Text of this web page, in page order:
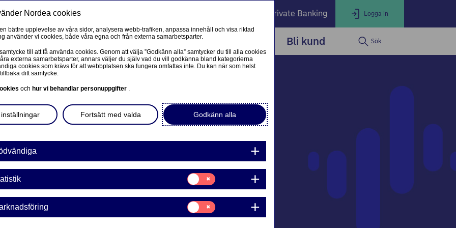
Private Banking Logga in
LOGGA IN
Nordea Business
FÖRETAG
Corporate Netbank
Nordea Corporate
Våra sidor – kundinformation
Företagets Dokument/Signera digitalt
GiroLink
Nordea Bokföring
Ditt liv Våra tjänster Bli kund Sök
införs
stå registrerad som
Nordea Fonder. Här
Nordea cookies
bättre upplevelse av våra sidor, analysera webb-trafiken, anpassa innehåll och visa riktad
använder vi cookies, både våra egna och från externa samarbetsparter.
till att få använda cookies. Genom att välja ”Godkänn alla” samtycker du till alla cookies
externa samarbetsparter, annars väljer du själv vad du vill godkänna bland kategorierna
cookies som krävs för att webbplatsen ska fungera omfattas inte. Du kan när som helst
ditt samtycke.
och hur vi behandlar personuppgifter .
Godkänn alla
Fortsätt med valda
Samtycke
för:
Statistik
Samtycke
för:
Marknadsföring